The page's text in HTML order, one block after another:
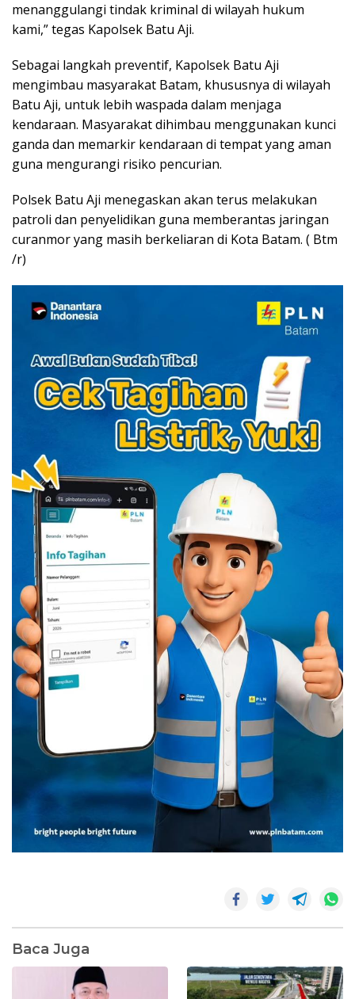
menanggulangi tindak kriminal di wilayah hukum
kami,” tegas Kapolsek Batu Aji.
Sebagai langkah preventif, Kapolsek Batu Aji
mengimbau masyarakat Batam, khususnya di wilayah
Batu Aji, untuk lebih waspada dalam menjaga
kendaraan. Masyarakat dihimbau menggunakan kunci
ganda dan memarkir kendaraan di tempat yang aman
guna mengurangi risiko pencurian.
Polsek Batu Aji menegaskan akan terus melakukan
patroli dan penyelidikan guna memberantas jaringan
curanmor yang masih berkeliaran di Kota Batam. ( Btm
/r)
Baca Juga